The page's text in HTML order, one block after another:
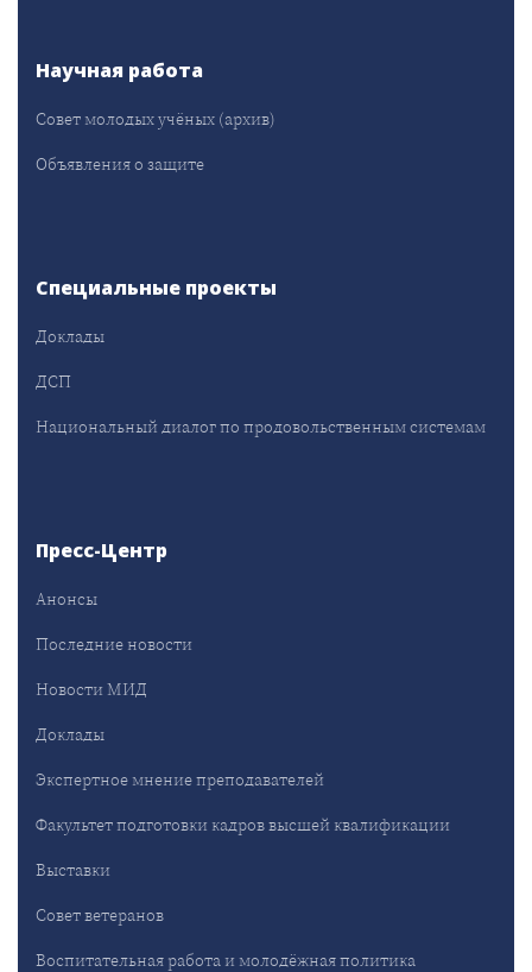
Научная работа
Совет молодых учёных (архив)
Объявления о защите
Специальные проекты
Доклады
ДСП
Национальный диалог по продовольственным системам
Пресс-Центр
Анонсы
Последние новости
Новости МИД
Доклады
Экспертное мнение преподавателей
Факультет подготовки кадров высшей квалификации
Выставки
Совет ветеранов
Воспитательная работа и молодёжная политика